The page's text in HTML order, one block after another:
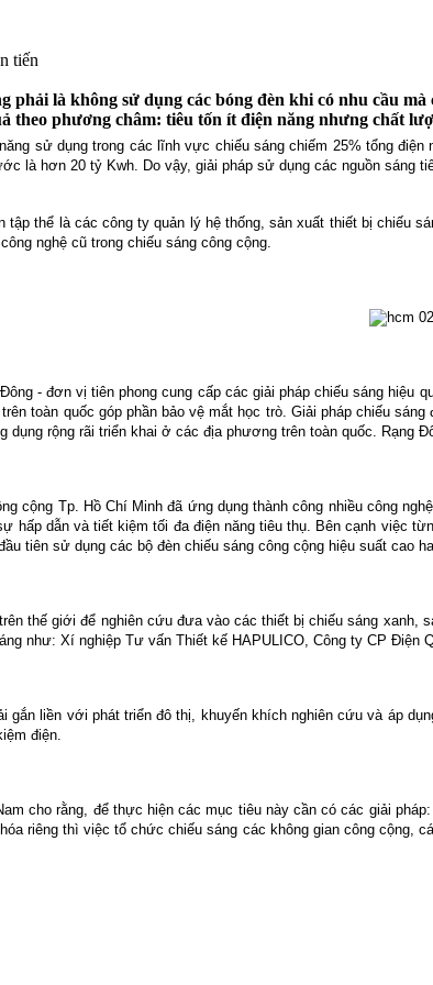
tiến
phải là không sử dụng các bóng đèn khi có nhu cầu
theo phương châm: tiêu tốn ít điện năng nhưng chất
sử dụng trong các lĩnh vực chiếu sáng chiếm 25% tổng
là hơn 20 tỷ Kwh. Do vậy, giải pháp sử dụng các nguồn sáng
tập thể là các công ty quản lý hệ thống, sản xuất thiết bị chiếu
nghệ cũ trong chiếu sáng công cộng.
- đơn vị tiên phong cung cấp các giải pháp chiếu sáng
toàn quốc góp phần bảo vệ mắt học trò. Giải pháp chiếu
rộng rãi triển khai ở các địa phương trên toàn quốc. Rạng
cộng Tp. Hồ Chí Minh đã ứng dụng thành công nhiều công
hấp dẫn và tiết kiệm tối đa điện năng tiêu thụ. Bên cạnh việc
tiên sử dụng các bộ đèn chiếu sáng công cộng hiệu suất
thế giới để nghiên cứu đưa vào các thiết bị chiếu sáng xanh,
như: Xí nghiệp Tư vấn Thiết kế HAPULICO, Công ty CP Điện
gắn liền với phát triển đô thị, khuyến khích nghiên cứu và áp
điện.
cho rằng, để thực hiện các mục tiêu này cần có các giải
riêng thì việc tổ chức chiếu sáng các không gian công